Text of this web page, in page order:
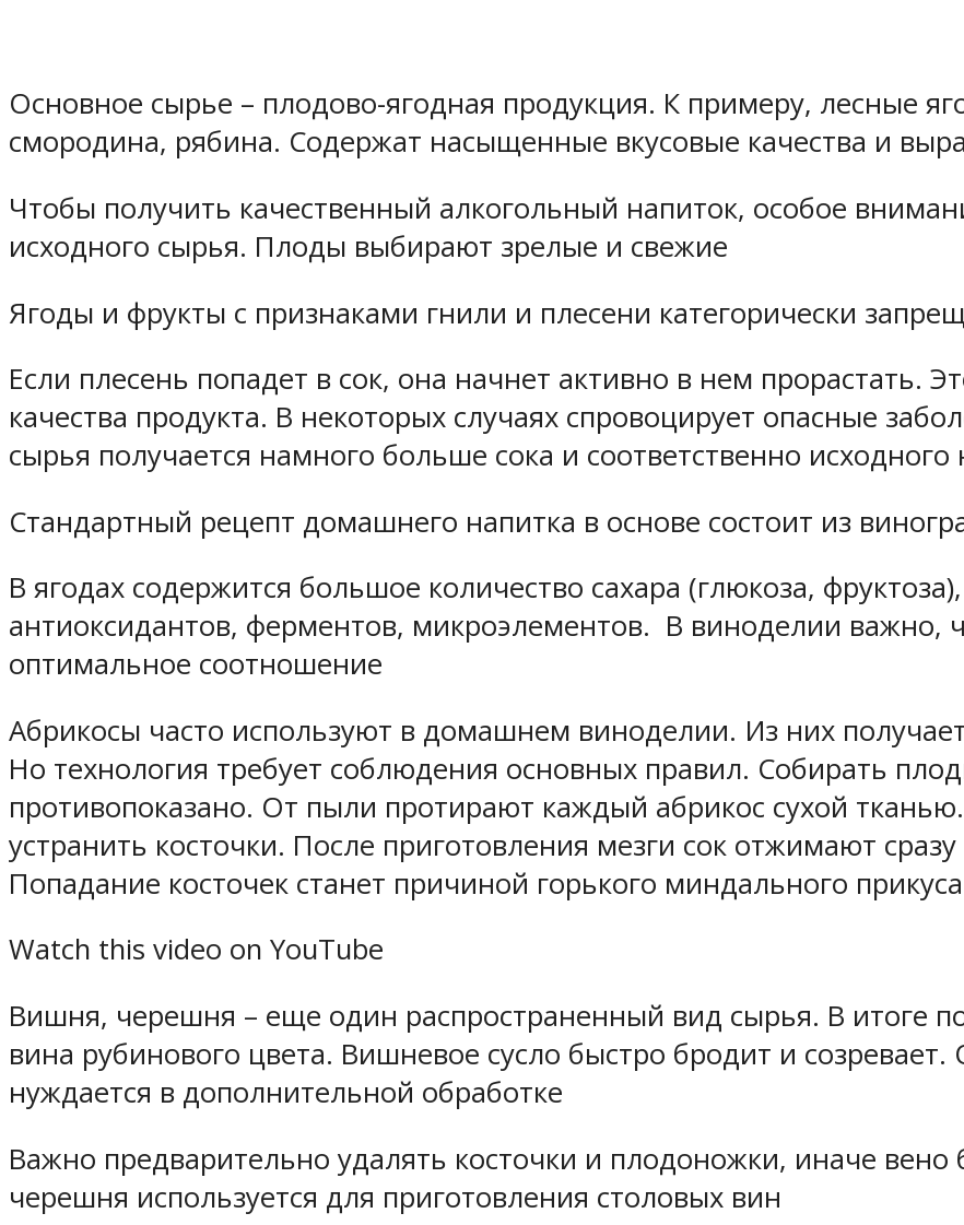
Основное сырье – плодово-ягодная продукция. К примеру, лесные
смородина, рябина. Содержат насыщенные вкусовые качества и
Чтобы получить качественный алкогольный напиток, особое
исходного сырья. Плоды выбирают зрелые и свежие
Ягоды и фрукты с признаками гнили и плесени категорически
Если плесень попадет в сок, она начнет активно в нем прорастать.
качества продукта. В некоторых случаях спровоцирует опасные
сырья получается намного больше сока и соответственно исходного
Стандартный рецепт домашнего напитка в основе состоит из
В ягодах содержится большое количество сахара (глюкоза,
антиоксидантов, ферментов, микроэлементов. В виноделии важно,
оптимальное соотношение
Абрикосы часто используют в домашнем виноделии. Из них
Но технология требует соблюдения основных правил. Собирать
противопоказано. От пыли протирают каждый абрикос сухой
устранить косточки. После приготовления мезги сок отжимают
Попадание косточек станет причиной горького миндального
Watch this video on YouTube
Вишня, черешня – еще один распространенный вид сырья. В итоге
вина рубинового цвета. Вишневое сусло быстро бродит и
нуждается в дополнительной обработке
Важно предварительно удалять косточки и плодоножки, иначе вено
черешня используется для приготовления столовых вин